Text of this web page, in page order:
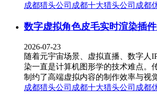
成都猎头公司 成都十大猎头公司 成都
数字虚拟角色皮毛实时渲染插
2026-07-23
随着元宇宙场景、虚拟直播、数字人
染一直是计算机图形学的技术难点。
制约了高端虚拟内容的制作效率与视
成都猎头公司 成都十大猎头公司 成都